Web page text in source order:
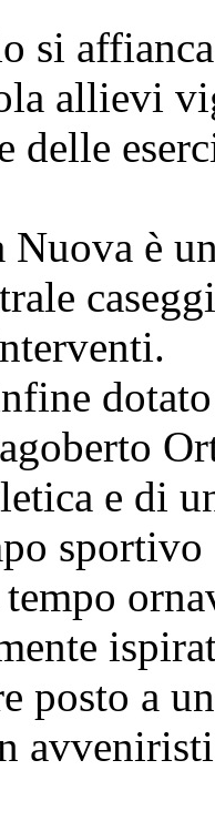
si
allievi
delle
Nuova è
e di
posto a